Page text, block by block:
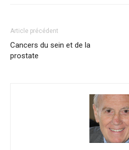
Article précédent
Cancers du sein et de la
prostate